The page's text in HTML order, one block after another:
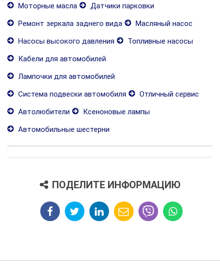
Моторные масла
Датчики парковки
Ремонт зеркала заднего вида
Масляный насос
Насосы высокого давления
Топливные насосы
Кабели для автомобилей
Лампочки для автомобилей
Система подвески автомобиля
Отличный сервис
Автолюбители
Ксеноновые лампы
Автомобильные шестерни
ПОДЕЛИТЕ ИНФОРМАЦИЮ